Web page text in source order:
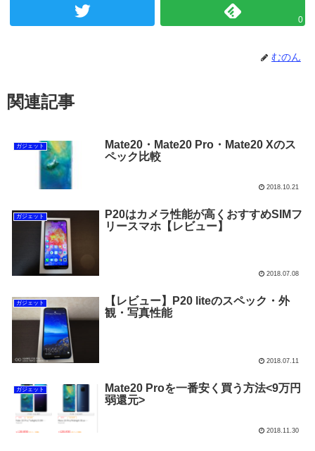
0
むのん
関連記事
ガジェット
Mate20・Mate20 Pro・Mate20 Xのス
ペック比較
2018.10.21
ガジェット
P20はカメラ性能が高くおすすめSIMフ
リースマホ【レビュー】
2018.07.08
ガジェット
【レビュー】P20 liteのスペック・外
観・写真性能
2018.07.11
ガジェット
Mate20 Proを一番安く買う方法<9万円
弱還元>
2018.11.30